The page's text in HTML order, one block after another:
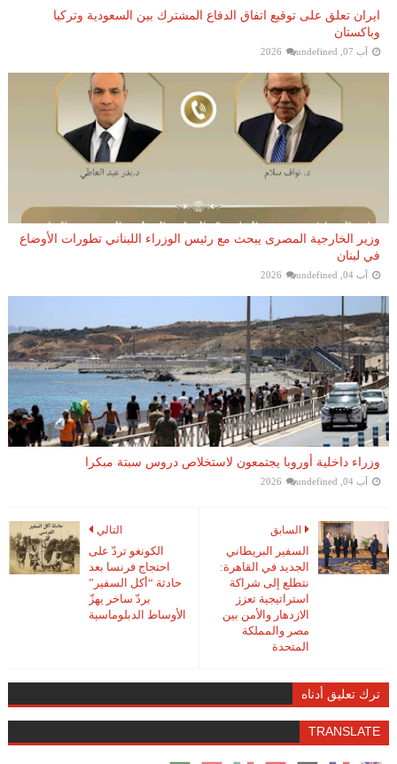
ايران تعلق على توقيع اتفاق الدفاع المشترك بين السعودية وتركيا
وباكستان
آب 07, 2026 undefined
وزير الخارجية المصرى يبحث مع رئيس الوزراء اللبناني تطورات الأوضاع
في لبنان
آب 04, 2026 undefined
وزراء داخلية أوروبا يجتمعون لاستخلاص دروس سبتة مبكرا
آب 04, 2026 undefined
التالي
الكونغو تردّ على
احتجاج فرنسا بعد
حادثة “أكل السفير”
بردّ ساخر يهزّ
الأوساط الدبلوماسية
السابق
السفير البريطاني
الجديد في القاهرة:
نتطلع إلى شراكة
استراتيجية تعزز
الازدهار والأمن بين
مصر والمملكة
المتحدة
ترك تعليق أدناه
TRANSLATE